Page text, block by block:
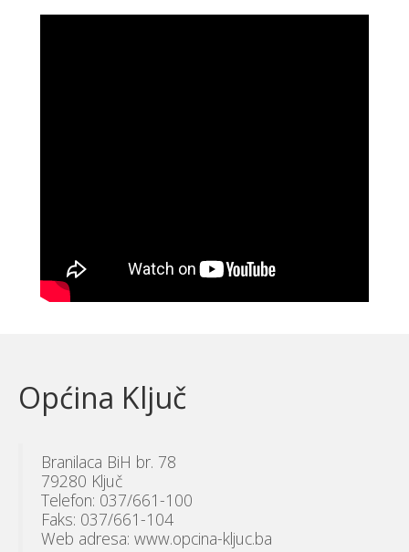
Općina Ključ
Branilaca BiH br. 78
79280 Ključ
Telefon: 037/661-100
Faks: 037/661-104
Web adresa: www.opcina-kljuc.ba